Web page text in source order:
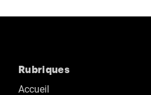
Rubriques
Accueil